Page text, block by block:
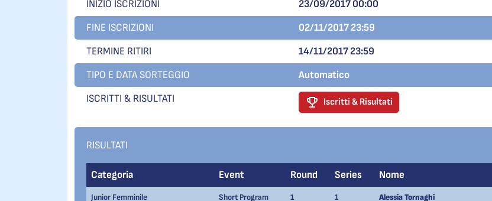
INIZIO ISCRIZIONI
23/09/2017 00:00
FINE ISCRIZIONI
02/11/2017 23:59
TERMINE RITIRI
14/11/2017 23:59
TIPO E DATA SORTEGGIO
Automatico
ISCRITTI & RISULTATI
Iscritti & Risultati
RISULTATI
Categoria Event Round Series Nome
Junior Femminile Short Program 1 1 Alessia Tornaghi